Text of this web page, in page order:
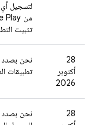
لتسجيل أي
تثبيت
‫28
أكتوبر
2026
نحن بصدد
تطبيقات
‫28
نحن